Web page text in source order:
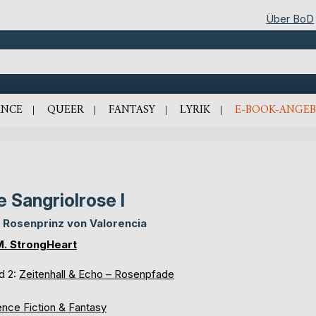
Über BoD
QUEER FANTASY LYRIK E-BOOK-
Sangriolrose I
Rosenprinz von Valorencia
StrongHeart
2: Zeitenhall & Echo – Rosenpfade
Fiction & Fantasy